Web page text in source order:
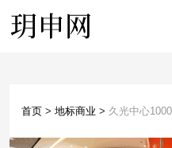
首页 > 地标商业 > 久光中心